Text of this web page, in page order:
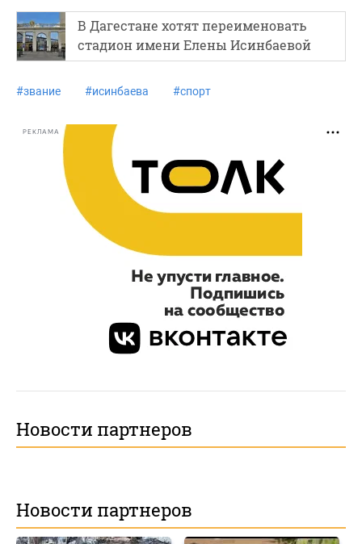
В Дагестане хотят переименовать
стадион имени Елены Исинбаевой
#звание #исинбаева #спорт
РЕКЛАМА
Новости партнеров
Новости партнеров